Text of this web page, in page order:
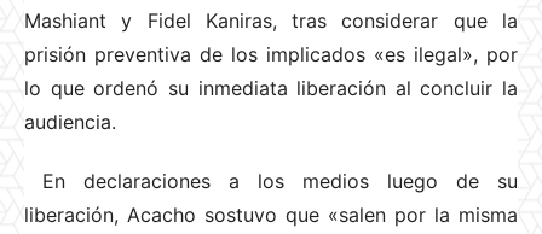
Mashiant y Fidel Kaniras, tras considerar que la
prisión preventiva de los implicados «es ilegal», por
lo que ordenó su inmediata liberación al concluir la
audiencia.
En declaraciones a los medios luego de su
liberación, Acacho sostuvo que «salen por la misma